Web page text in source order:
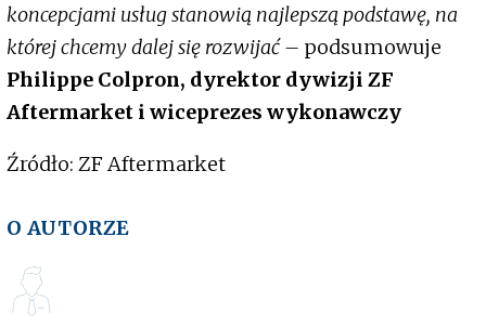
koncepcjami usług stanowią najlepszą podstawę, na
której chcemy dalej się rozwijać – podsumowuje
Philippe Colpron, dyrektor dywizji ZF
Aftermarket i wiceprezes wykonawczy
Źródło: ZF Aftermarket
O AUTORZE